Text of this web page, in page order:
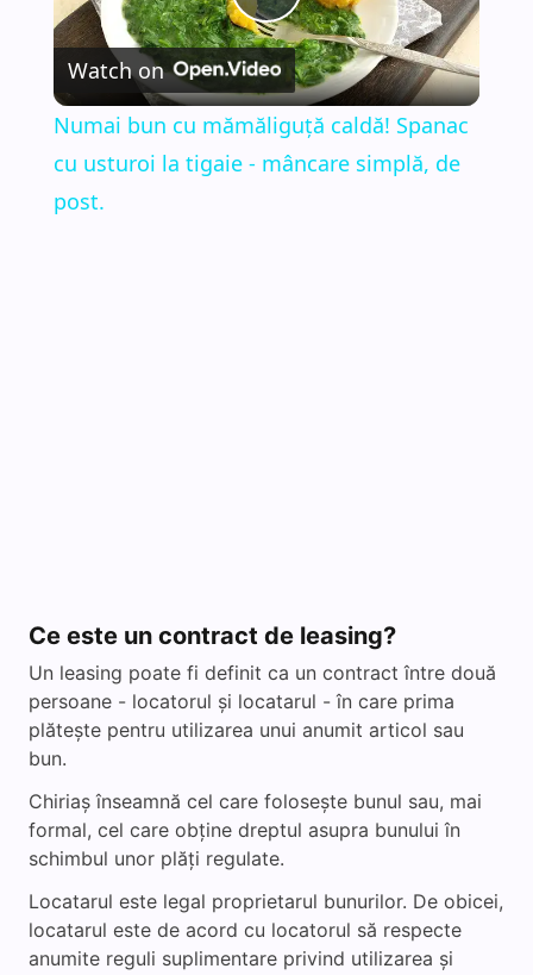
P
l
a
Watch on
Numai bun cu mămăliguță caldă! Spanac
cu usturoi la tigaie - mâncare simplă, de
post.
Ce este un contract de leasing?
Un leasing poate fi definit ca un contract între două
persoane - locatorul și locatarul - în care prima
plătește pentru utilizarea unui anumit articol sau
bun.
Chiriaș înseamnă cel care folosește bunul sau, mai
formal, cel care obține dreptul asupra bunului în
schimbul unor plăți regulate.
Locatarul este legal proprietarul bunurilor. De obicei,
locatarul este de acord cu locatorul să respecte
anumite reguli suplimentare privind utilizarea și